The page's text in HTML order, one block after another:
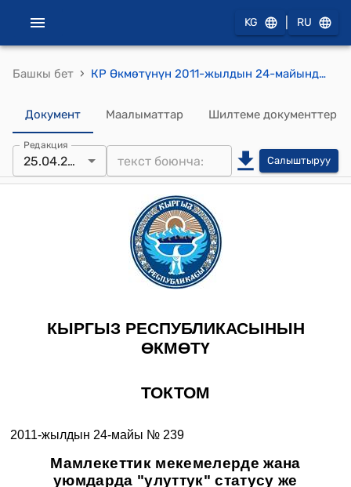
KG RU
Башкы бет › КР Өкмөтүнүн 2011-жылдын 24-майындагы № 239 "Мамлекеттик мекемелерде жана уюмдарда "улуттук" статусу же "академиялык" ардактуу наамы болгону үчүн алардын кызматкерлеринин кызматтык маянасына үстөк акылар жөнүндө" токтому
Документ Маалыматтар Шилтеме документтер
Редакция
25.04.2026 Салыштыруу